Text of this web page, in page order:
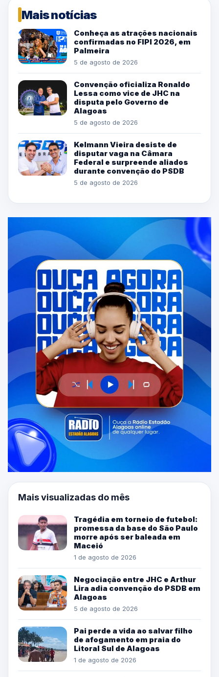
Mais notícias
Conheça as atrações nacionais
confirmadas no FIPI 2026, em
Palmeira
5 de agosto de 2026
Convenção oficializa Ronaldo
Lessa como vice de JHC na
disputa pelo Governo de
Alagoas
5 de agosto de 2026
Kelmann Vieira desiste de
disputar vaga na Câmara
Federal e surpreende aliados
durante convenção do PSDB
5 de agosto de 2026
Mais visualizadas do mês
Tragédia em torneio de futebol:
promessa da base do São Paulo
morre após ser baleada em
Maceió
1 de agosto de 2026
Negociação entre JHC e Arthur
Lira adia convenção do PSDB em
Alagoas
5 de agosto de 2026
Pai perde a vida ao salvar filho
de afogamento em praia do
Litoral Sul de Alagoas
1 de agosto de 2026